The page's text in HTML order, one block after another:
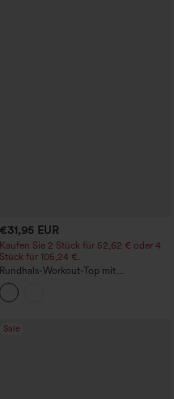
€31,95 EUR
Kaufen Sie 2 Stück für 52,62 € oder 4
Stück für 105,24 €.
Rundhals-Workout-Top mit
Leopardenprint
Sale